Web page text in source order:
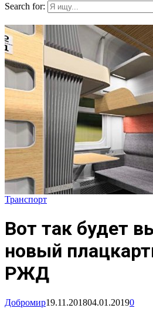
Search for:
Транспорт
Вот так будет
новый
РЖД
Добромир19.11.201804.01.20190